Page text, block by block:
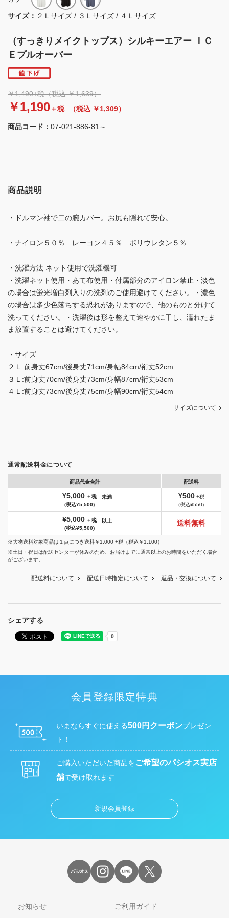
（すっきりメイクトップス）シルキーエアー ＩＣ
Ｅプルオーバー
￥1,490+税（税込 ￥1,639）
￥1,190＋税 （税込 ￥1,309）
商品コード： 07-021-886-81～
サイズ： ２Ｌサイズ / ３Ｌサイズ / ４Ｌサイズ
シェアする
商品説明
・ドルマン袖で二の腕カバー。お尻も隠れて安心。
・ナイロン５０％ レーヨン４５％ ポリウレタン５％
・洗濯方法:ネット使用で洗濯機可
・洗濯ネット使用・あて布使用・付属部分のアイロン禁止・淡色
の場合は蛍光増白剤入りの洗剤のご使用避けてください。・濃色
の場合は多少色落ちする恐れがありますので、他のものと分けて
洗ってください。・洗濯後は形を整えて速やかに干し、濡れたま
ま放置することは避けてください。
・サイズ
２Ｌ:前身丈67cm/後身丈71cm/身幅84cm/裄丈52cm
３Ｌ:前身丈70cm/後身丈73cm/身幅87cm/裄丈53cm
４Ｌ:前身丈73cm/後身丈75cm/身幅90cm/裄丈54cm
サイズについて
通常配送料金について
商品代金合計 配送料
¥5,000 ＋税
(税込¥5,500)
未満 ¥500+税
(税込¥550)
¥5,000 ＋税
(税込¥5,500)
以上 送料無料
※大物送料対象商品は１点につき送料￥1,000 +税（税込￥1,100）
※土日・祝日は配送センターが休みのため、お届けまでに通常以上のお時間をいただく場合
がございます。
配送料について 配送日時指定について 返品・交換について
会員登録限定特典
いまならすぐに使える500円クーポンプレゼン
ト！
ご購入いただいた商品をご希望のパシオス実店
舗で受け取れます
新規会員登録
お知らせ ご利用ガイド